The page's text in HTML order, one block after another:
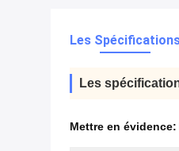
Les
Les
Mettre en évidence: